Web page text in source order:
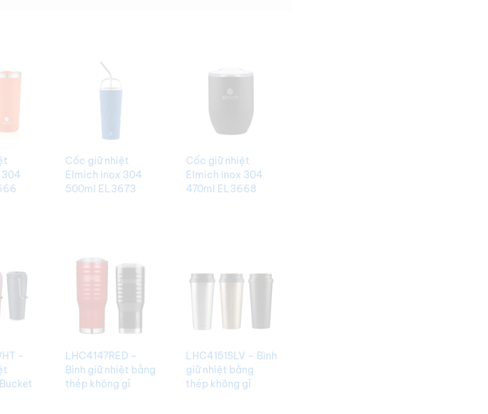
304
Cốc giữ nhiệt
Elmich inox 304
500ml EL3673
Cốc giữ nhiệt
Elmich inox 304
470ml EL3668
–
LHC4147RED –
Bình giữ nhiệt bằng
thép không gỉ
LHC4151SLV – Bình
giữ nhiệt bằng
thép không gỉ